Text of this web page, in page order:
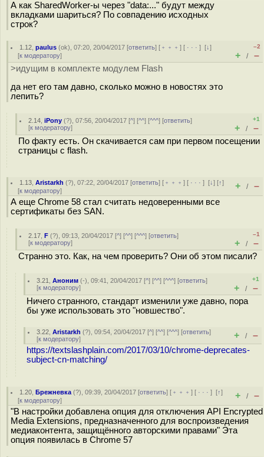
А как SharedWorker-ы через "data:..." будут между
вкладками шариться? По совпадению исходных
строк?
1.12 ,paulus (ok), 07:20, 20/04/2017 [ответить] [ ﹢﹢﹢] [ · · ·][↓]
[к модератору]
–2
+ / –
>идущим в комплекте модулем Flash
да нет его там давно, сколько можно в новостях это
лепить?
2.14 ,iPony (?), 07:56, 20/04/2017 [^] [^^] [^^^] [ответить]
[к модератору]
+1
+ / –
По факту есть. Он скачивается сам при первом посещении
страницы с flash.
1.13 ,Aristarkh (?), 07:22, 20/04/2017 [ответить] [ ﹢﹢﹢] [ · · ·][↓] [↑]
[к модератору] + / –
А еще Chrome 58 стал считать недоверенными все
сертификаты без SAN.
2.17 ,F (?), 09:13, 20/04/2017 [^] [^^] [^^^] [ответить]
[к модератору]
–1
+ / –
Странно это. Как, на чем проверить? Они об этом писали?
3.21 ,Аноним (-), 09:41, 20/04/2017 [^] [^^] [^^^] [ответить]
[к модератору]
+1
+ / –
Ничего странного, стандарт изменили уже давно, пора
бы уже использовать это "новшество".
3.22 ,Aristarkh (?), 09:54, 20/04/2017 [^] [^^] [^^^] [ответить]
[к модератору] + / –
https://textslashplain.com/2017/03/10/chrome-deprecates-
subject-cn-matching/
1.20 ,Брежневка (?), 09:39, 20/04/2017 [ответить] [ ﹢﹢﹢] [ · · ·][↑]
[к модератору] + / –
"В настройки добавлена опция для отключения API Encrypted
Media Extensions, предназначенного для воспроизведения
медиаконтента, защищённого авторскими правами" Эта
опция появилась в Chrome 57